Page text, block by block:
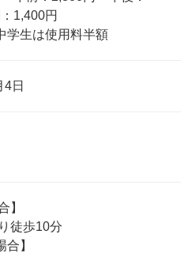
1,400円
学生は使用料半額
日
】
徒歩10分
合】